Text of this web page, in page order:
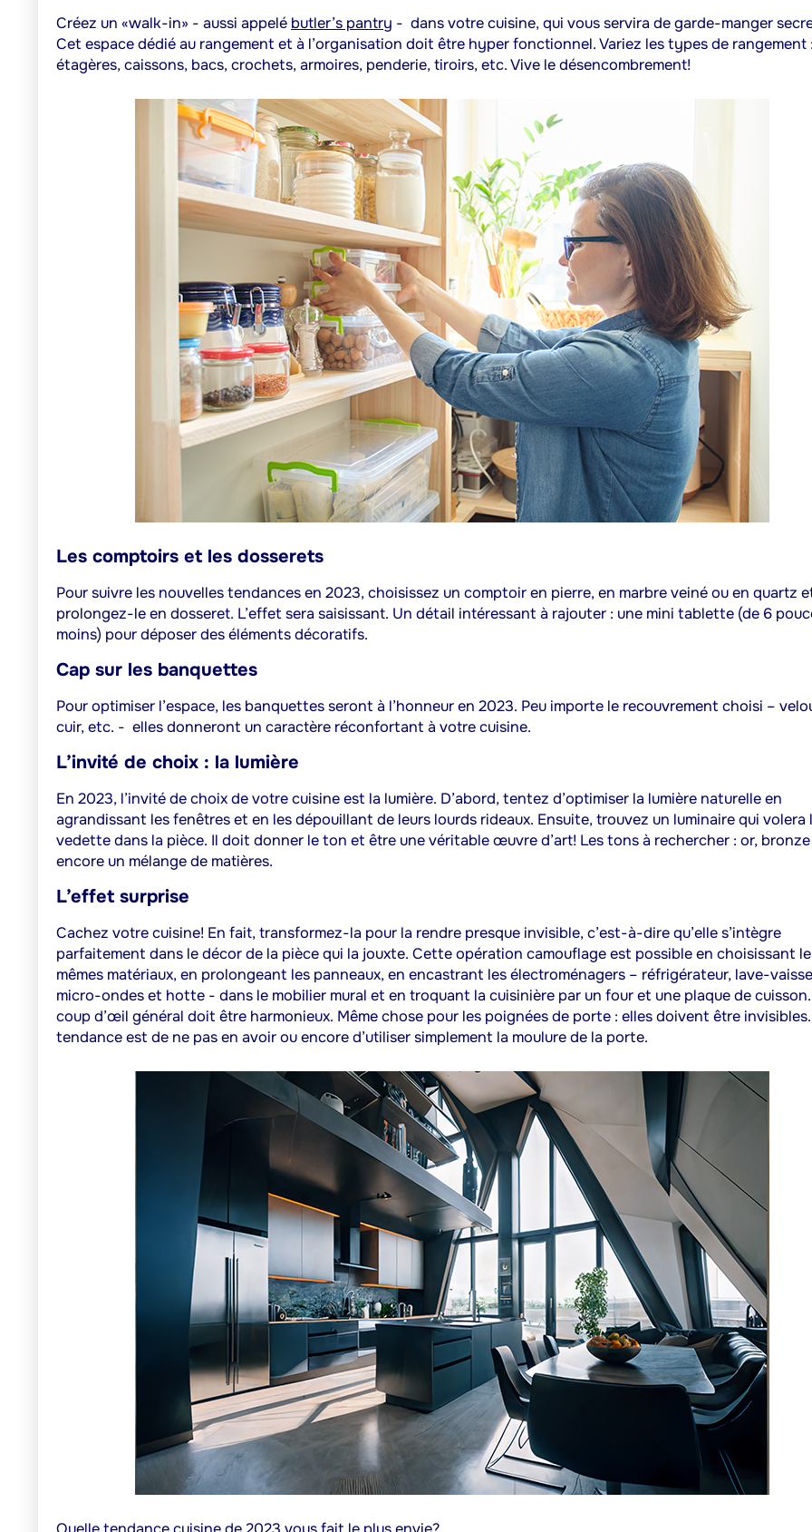
Créez un «walk-in» - aussi appelé butler’s pantry - dans votre cuisine, qui vous servira de garde-manger
Cet espace dédié au rangement et à l’organisation doit être hyper fonctionnel. Variez les types de rangement
étagères, caissons, bacs, crochets, armoires, penderie, tiroirs, etc. Vive le désencombrement!
Les comptoirs et les dosserets
Pour suivre les nouvelles tendances en 2023, choisissez un comptoir en pierre, en marbre veiné ou en quartz
prolongez-le en dosseret. L’effet sera saisissant. Un détail intéressant à rajouter : une mini tablette (de 6
moins) pour déposer des éléments décoratifs.
Cap sur les banquettes
Pour optimiser l’espace, les banquettes seront à l’honneur en 2023. Peu importe le recouvrement choisi –
cuir, etc. - elles donneront un caractère réconfortant à votre cuisine.
L’invité de choix : la lumière
En 2023, l’invité de choix de votre cuisine est la lumière. D’abord, tentez d’optimiser la lumière naturelle en
agrandissant les fenêtres et en les dépouillant de leurs lourds rideaux. Ensuite, trouvez un luminaire qui volera
vedette dans la pièce. Il doit donner le ton et être une véritable œuvre d’art! Les tons à rechercher : or,
encore un mélange de matières.
L’effet surprise
Cachez votre cuisine! En fait, transformez-la pour la rendre presque invisible, c’est-à-dire qu’elle s’intègre
parfaitement dans le décor de la pièce qui la jouxte. Cette opération camouflage est possible en choisissant
mêmes matériaux, en prolongeant les panneaux, en encastrant les électroménagers – réfrigérateur, lave-
micro-ondes et hotte - dans le mobilier mural et en troquant la cuisinière par un four et une plaque de
coup d’œil général doit être harmonieux. Même chose pour les poignées de porte : elles doivent être
tendance est de ne pas en avoir ou encore d’utiliser simplement la moulure de la porte.